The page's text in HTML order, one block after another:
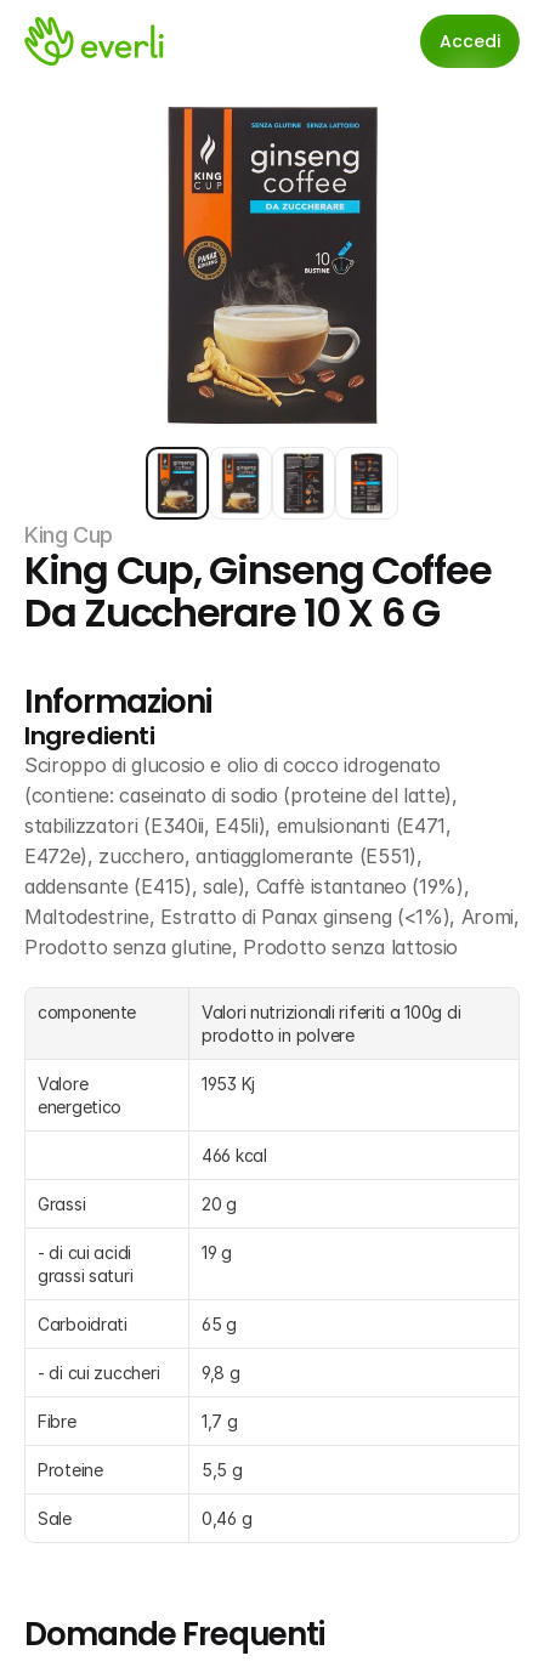
Accedi
King Cup
King Cup, Ginseng Coffee
Da Zuccherare 10 X 6 G
Informazioni
Ingredienti
Sciroppo di glucosio e olio di cocco idrogenato
(contiene: caseinato di sodio (proteine del latte),
stabilizzatori (E340ii, E45li), emulsionanti (E471,
E472e), zucchero, antiagglomerante (E551),
addensante (E415), sale), Caffè istantaneo (19%),
Maltodestrine, Estratto di Panax ginseng (<1%), Aromi,
Prodotto senza glutine, Prodotto senza lattosio
componente
Valori nutrizionali riferiti a 100g di
prodotto in polvere
Valore
energetico
1953 Kj
466 kcal
Grassi 20 g
- di cui acidi
grassi saturi
19 g
Carboidrati 65 g
- di cui zuccheri 9,8 g
Fibre 1,7 g
Proteine 5,5 g
Sale 0,46 g
Domande Frequenti